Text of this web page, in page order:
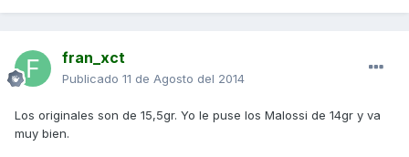
fran_xct
Publicado 11 de Agosto del 2014
Los originales son de 15,5gr. Yo le puse los Malossi de 14gr y va
muy bien.